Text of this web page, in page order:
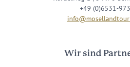
+49 (0)6531-
Wir sind